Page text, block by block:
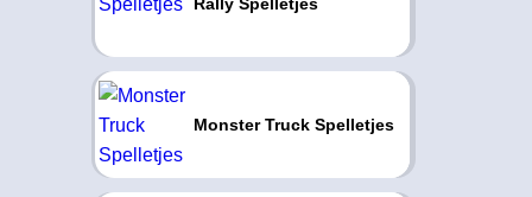
Monster Truck Spelletjes